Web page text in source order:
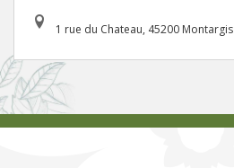
1 rue du Chateau, 45200 Montargis